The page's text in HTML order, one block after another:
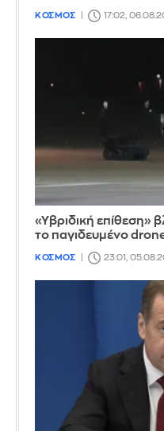
ΚΟΣΜΟΣ 17:02,
«Υβριδική επίθεση»
το παγιδευμένο
ΚΟΣΜΟΣ 23:01,